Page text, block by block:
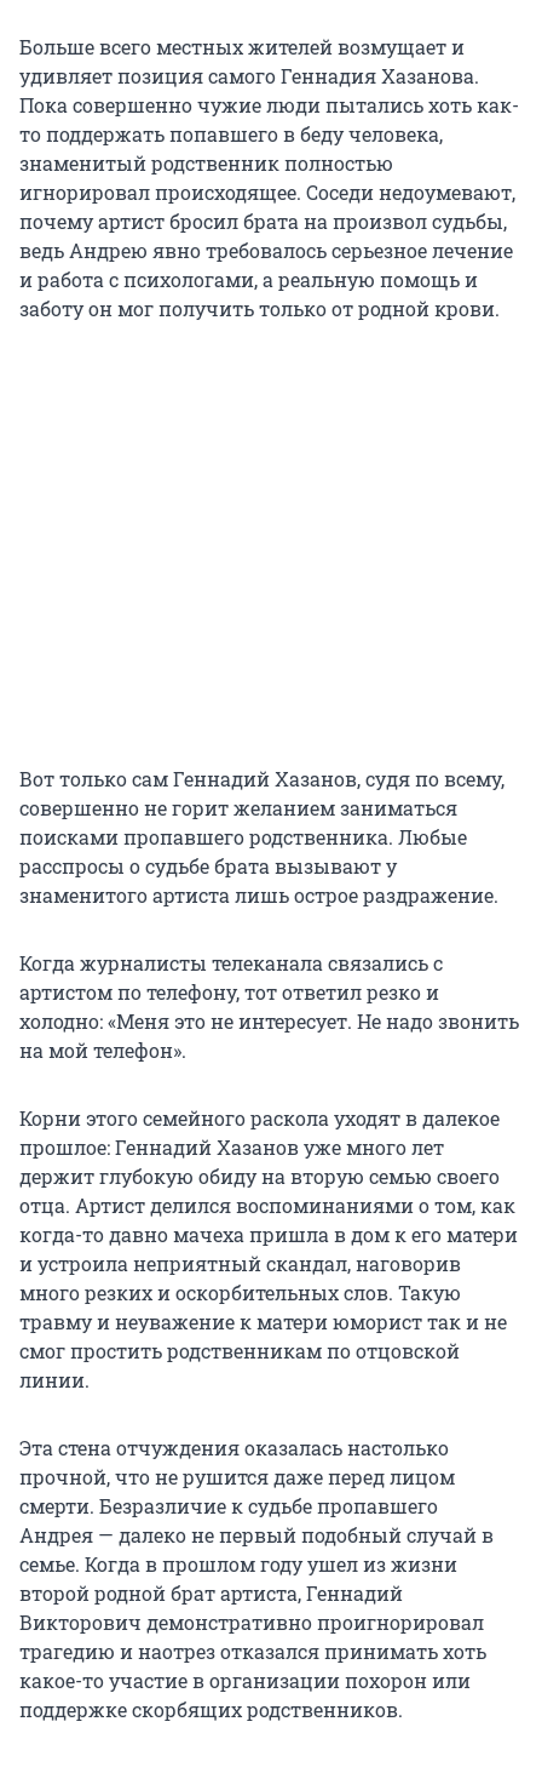
Больше всего местных жителей возмущает и
удивляет позиция самого Геннадия Хазанова.
Пока совершенно чужие люди пытались хоть как-
то поддержать попавшего в беду человека,
знаменитый родственник полностью
игнорировал происходящее. Соседи недоумевают,
почему артист бросил брата на произвол судьбы,
ведь Андрею явно требовалось серьезное лечение
и работа с психологами, а реальную помощь и
заботу он мог получить только от родной крови.
Вот только сам Геннадий Хазанов, судя по всему,
совершенно не горит желанием заниматься
поисками пропавшего родственника. Любые
расспросы о судьбе брата вызывают у
знаменитого артиста лишь острое раздражение.
Когда журналисты телеканала связались с
артистом по телефону, тот ответил резко и
холодно: «Меня это не интересует. Не надо звонить
на мой телефон».
Корни этого семейного раскола уходят в далекое
прошлое: Геннадий Хазанов уже много лет
держит глубокую обиду на вторую семью своего
отца. Артист делился воспоминаниями о том, как
когда-то давно мачеха пришла в дом к его матери
и устроила неприятный скандал, наговорив
много резких и оскорбительных слов. Такую
травму и неуважение к матери юморист так и не
смог простить родственникам по отцовской
линии.
Эта стена отчуждения оказалась настолько
прочной, что не рушится даже перед лицом
смерти. Безразличие к судьбе пропавшего
Андрея — далеко не первый подобный случай в
семье. Когда в прошлом году ушел из жизни
второй родной брат артиста, Геннадий
Викторович демонстративно проигнорировал
трагедию и наотрез отказался принимать хоть
какое-то участие в организации похорон или
поддержке скорбящих родственников.